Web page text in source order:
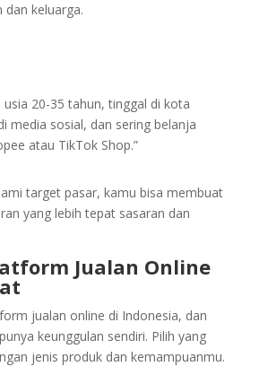
dan keluarga.
usia 20-35 tahun, tinggal di kota
media sosial, dan sering belanja
atau TikTok Shop.”
target pasar, kamu bisa membuat
yang lebih tepat sasaran dan
Jualan Online
jualan online di Indonesia, dan
keunggulan sendiri. Pilih yang
jenis produk dan kemampuanmu.